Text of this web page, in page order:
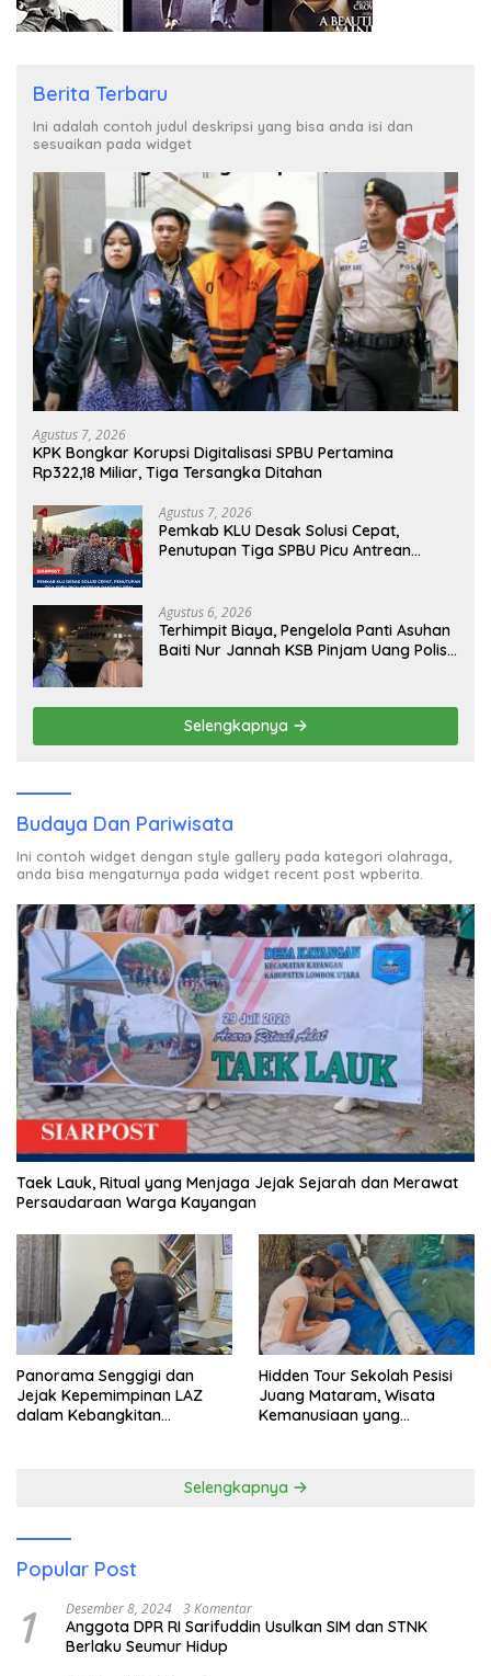
Berita Terbaru
Ini adalah contoh judul deskripsi yang bisa anda isi dan
sesuaikan pada widget
Agustus 7, 2026
KPK Bongkar Korupsi Digitalisasi SPBU Pertamina
Rp322,18 Miliar, Tiga Tersangka Ditahan
Agustus 7, 2026
Pemkab KLU Desak Solusi Cepat,
Penutupan Tiga SPBU Picu Antrean
Agustus 6, 2026
Terhimpit Biaya, Pengelola Panti Asuhan
Baiti Nur Jannah KSB Pinjam Uang Polisi
Selengkapnya
Budaya Dan Pariwisata
Ini contoh widget dengan style gallery pada kategori olahraga,
anda bisa mengaturnya pada widget recent post wpberita.
Taek Lauk, Ritual yang Menjaga Jejak Sejarah dan Merawat
Persaudaraan Warga Kayangan
Panorama Senggigi dan
Jejak Kepemimpinan LAZ
dalam Kebangkitan
Hidden Tour Sekolah Pesisi
Juang Mataram, Wisata
Kemanusiaan yang
Selengkapnya
Popular Post
1 Desember 8, 2024 3 Komentar
Anggota DPR RI Sarifuddin Usulkan SIM dan STNK
Berlaku Seumur Hidup